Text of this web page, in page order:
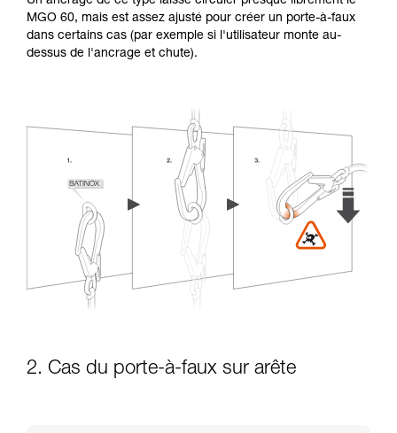
MGO 60, mais est assez ajusté pour créer un porte-à-faux
dans certains cas (par exemple si l'utilisateur monte au-
dessus de l'ancrage et chute).
2. Cas du porte-à-faux sur arête